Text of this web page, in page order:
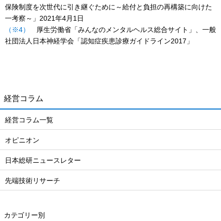
保険制度を次世代に引き継ぐために～給付と負担の再構築に向けた
一考察～」2021年4月1日
（※4）
厚生労働省「みんなのメンタルヘルス総合サイト」、一般
社団法人日本神経学会「認知症疾患診療ガイドライン2017」
経営コラム
経営コラム一覧
オピニオン
日本総研ニュースレター
先端技術リサーチ
カテゴリー別